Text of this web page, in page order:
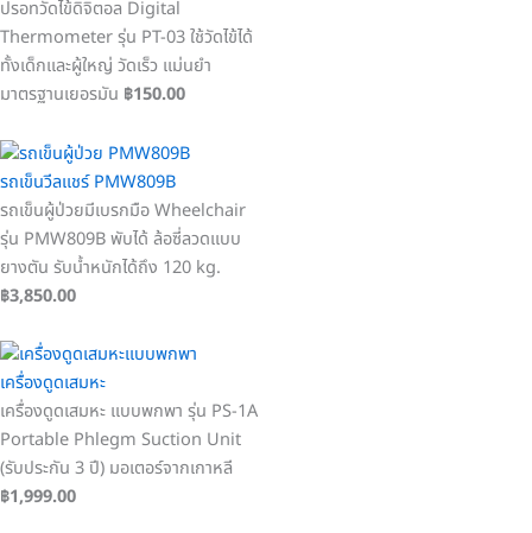
ปรอทวัดไข้ดิจิตอล Digital
Thermometer รุ่น PT-03 ใช้วัดไข้ได้
ทั้งเด็กและผู้ใหญ่ วัดเร็ว แม่นยำ
มาตรฐานเยอรมัน ฿150.00
รถเข็นวีลแชร์ PMW809B
รถเข็นผู้ป่วยมีเบรกมือ Wheelchair
รุ่น PMW809B พับได้ ล้อซี่ลวดแบบ
ยางตัน รับน้ำหนักได้ถึง 120 kg.
฿3,850.00
เครื่องดูดเสมหะ
เครื่องดูดเสมหะ แบบพกพา รุ่น PS-1A
Portable Phlegm Suction Unit
(รับประกัน 3 ปี) มอเตอร์จากเกาหลี
฿1,999.00